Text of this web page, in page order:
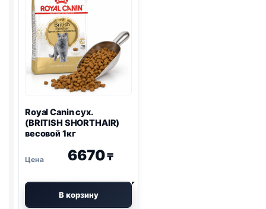
Royal Canin сух.
(BRITISH SHORTHAIR)
весовой 1кг
6670₸
В корзину